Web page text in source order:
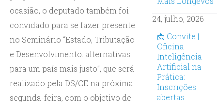
ocasião, o deputado também foi
convidado para se fazer presente
no Seminário “Estado, Tributação
e Desenvolvimento: alternativas
para um país mais justo”, que será
realizado pela DS/CE na próxima
segunda-feira, com o objetivo de
24, julho, 2026
📩 Convite |
Oficina
Inteligência
Artificial na
Prática:
Inscrições
abertas